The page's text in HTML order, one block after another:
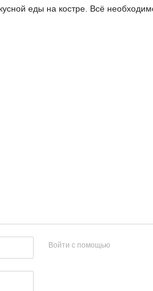
еды на костре. Всё
Войти с помощью